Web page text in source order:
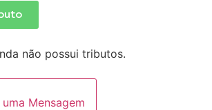
não possui tributos.
Mensagem